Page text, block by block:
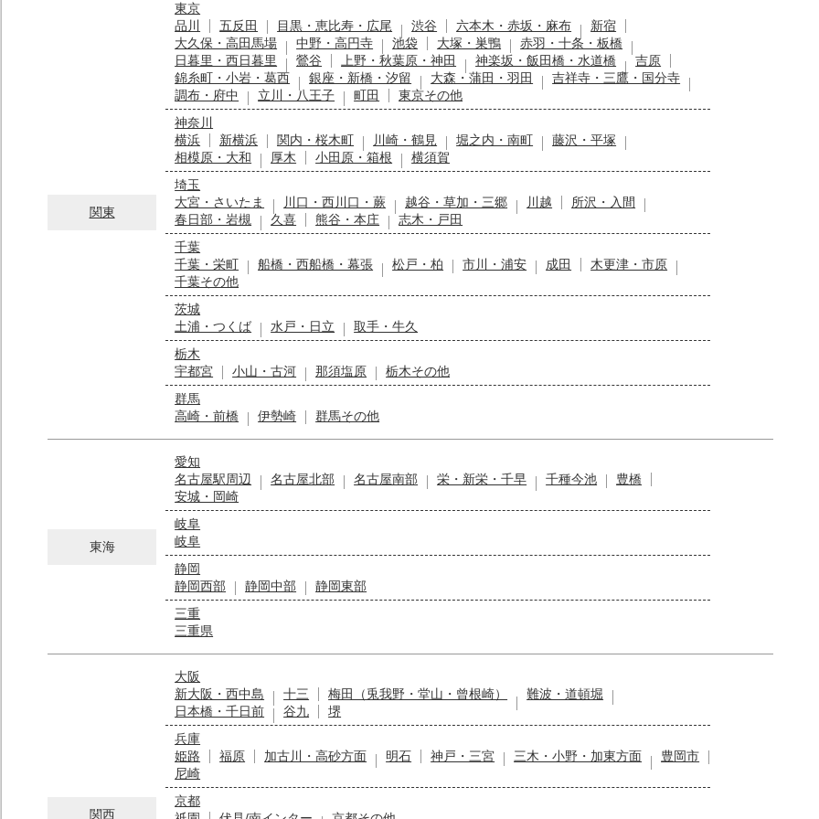
関東
東京
品川
五反田 目黒・恵比寿・広尾 渋谷 六本木・赤坂・麻布
新宿
大久保・高田馬場
中野・高円寺 池袋 大塚・巣鴨
赤羽・十条・板橋
日暮里・西日暮里
鶯谷 上野・秋葉原・神田 神楽坂・飯田橋・水道橋
吉原
錦糸町・小岩・葛西
銀座・新橋・汐留 大森・蒲田・羽田
吉祥寺・三鷹・国分寺
調布・府中
立川・八王子 町田
東京その他
神奈川
横浜
新横浜 関内・桜木町 川崎・鶴見 堀之内・南町
藤沢・平塚
相模原・大和
厚木 小田原・箱根
横須賀
埼玉
大宮・さいたま
川口・西川口・蕨 越谷・草加・三郷 川越
所沢・入間
春日部・岩槻
久喜 熊谷・本庄
志木・戸田
千葉
千葉・栄町
船橋・西船橋・幕張 松戸・柏 市川・浦安 成田
木更津・市原
千葉その他
茨城
土浦・つくば
水戸・日立
取手・牛久
栃木
宇都宮
小山・古河 那須塩原
栃木その他
群馬
高崎・前橋
伊勢崎 群馬その他
東海
愛知
名古屋駅周辺
名古屋北部 名古屋南部 栄・新栄・千早 千種今池
豊橋
安城・岡崎
岐阜
岐阜
静岡
静岡西部
静岡中部
静岡東部
三重
三重県
関西
大阪
新大阪・西中島
十三 梅田（兎我野・堂山・曾根崎）
難波・道頓堀
日本橋・千日前
谷九
堺
兵庫
姫路
福原 加古川・高砂方面 明石 神戸・三宮 三木・小野・加東方面
豊岡市
尼崎
京都